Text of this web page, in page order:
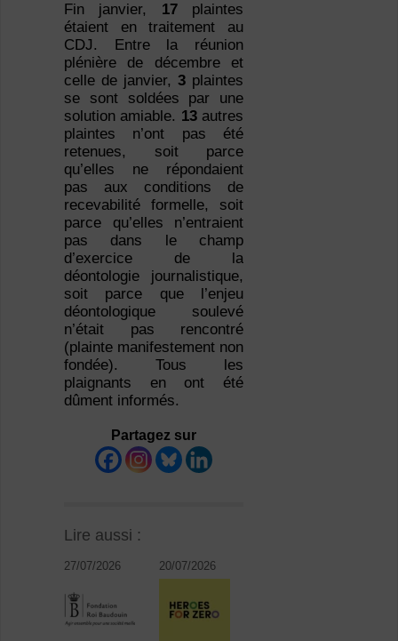
Fin janvier, 17plaintes
étaient en traitement au
CDJ. Entre la réunion
plénière de décembre et
celle de janvier,3 plaintes
se sont soldées par une
solution amiable. 13autres
plaintes n’ont pas été
retenues, soit parce
qu’elles ne répondaient
pas aux conditions de
recevabilité formelle, soit
parce qu’elles n’entraient
pas dans le champ
d’exercice de la
déontologie journalistique,
soit parce que l’enjeu
déontologique soulevé
n’était pas rencontré
(plainte manifestement non
fondée). Tous les
plaignants en ont été
dûment informés.
Partagez sur
Lire aussi :
27/07/2026 20/07/2026